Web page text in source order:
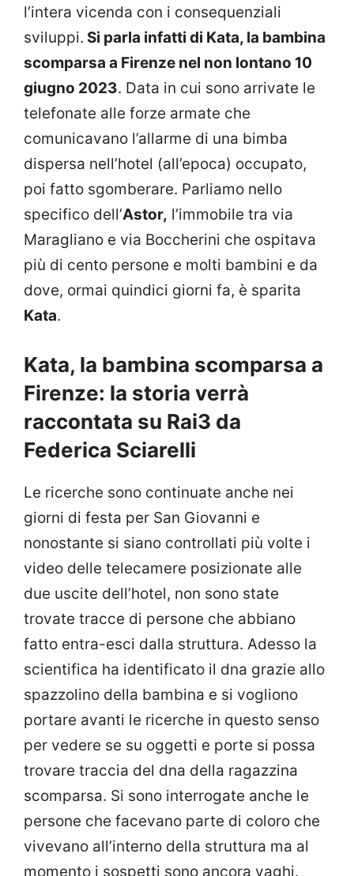
l’intera vicenda con i consequenziali
sviluppi. Si parla infatti di Kata, la bambina
scomparsa a Firenze nel non lontano 10
giugno 2023. Data in cui sono arrivate le
telefonate alle forze armate che
comunicavano l’allarme di una bimba
dispersa nell’hotel (all’epoca) occupato,
poi fatto sgomberare. Parliamo nello
specifico dell’Astor, l’immobile tra via
Maragliano e via Boccherini che ospitava
più di cento persone e molti bambini e da
dove, ormai quindici giorni fa, è sparita
Kata.
Kata, la bambina scomparsa a
Firenze: la storia verrà
raccontata su Rai3 da
Federica Sciarelli
Le ricerche sono continuate anche nei
giorni di festa per San Giovanni e
nonostante si siano controllati più volte i
video delle telecamere posizionate alle
due uscite dell’hotel, non sono state
trovate tracce di persone che abbiano
fatto entra-esci dalla struttura. Adesso la
scientifica ha identificato il dna grazie allo
spazzolino della bambina e si vogliono
portare avanti le ricerche in questo senso
per vedere se su oggetti e porte si possa
trovare traccia del dna della ragazzina
scomparsa. Si sono interrogate anche le
persone che facevano parte di coloro che
vivevano all’interno della struttura ma al
momento i sospetti sono ancora vaghi.